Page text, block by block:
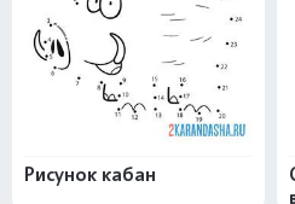
Рисунок кабан